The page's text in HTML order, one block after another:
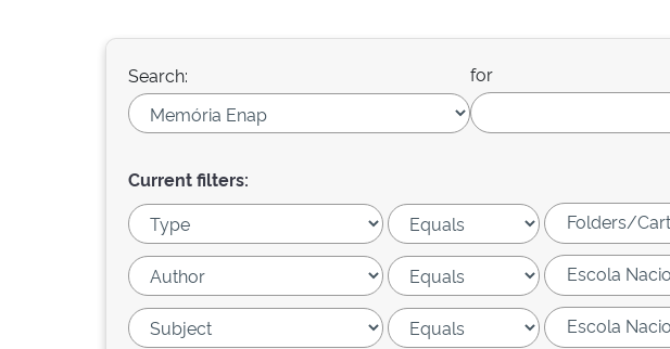
Search: for
Current filters: